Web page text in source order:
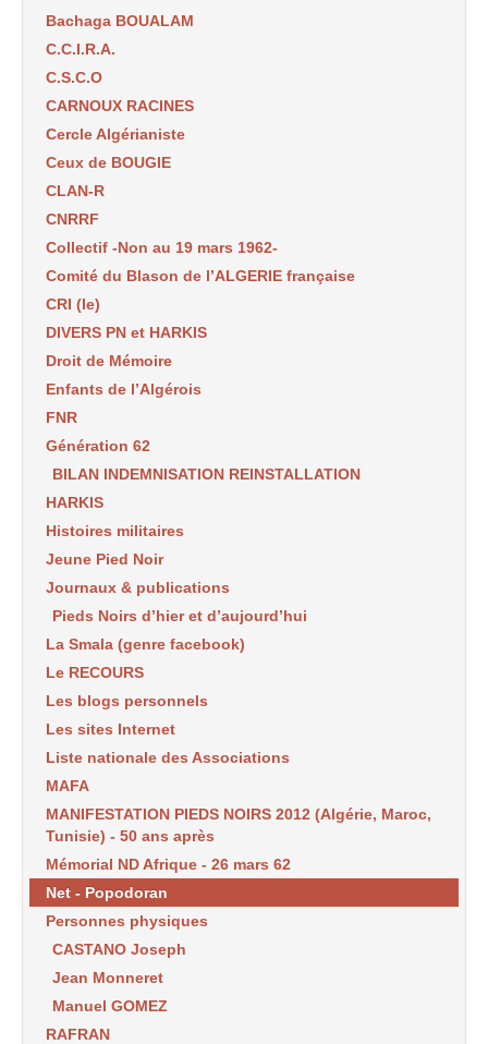
Bachaga BOUALAM
C.C.I.R.A.
C.S.C.O
CARNOUX RACINES
Cercle Algérianiste
Ceux de BOUGIE
CLAN-R
CNRRF
Collectif -Non au 19 mars 1962-
Comité du Blason de l’ALGERIE française
CRI (le)
DIVERS PN et HARKIS
Droit de Mémoire
Enfants de l’Algérois
FNR
Génération 62
BILAN INDEMNISATION REINSTALLATION
HARKIS
Histoires militaires
Jeune Pied Noir
Journaux & publications
Pieds Noirs d’hier et d’aujourd’hui
La Smala (genre facebook)
Le RECOURS
Les blogs personnels
Les sites Internet
Liste nationale des Associations
MAFA
MANIFESTATION PIEDS NOIRS 2012 (Algérie, Maroc,
Tunisie) - 50 ans après
Mémorial ND Afrique - 26 mars 62
Net - Popodoran
Personnes physiques
CASTANO Joseph
Jean Monneret
Manuel GOMEZ
RAFRAN